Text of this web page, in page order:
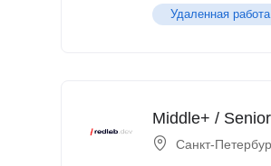
Удаленная работа
Middle+ /
Санкт-